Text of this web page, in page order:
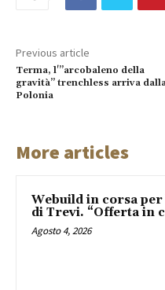
Previous article
Terma, l'”arcobaleno della
gravità” trenchless arriva
Polonia
More articles
Webuild in corsa per
di Trevi. “Offerta in
Agosto 4, 2026